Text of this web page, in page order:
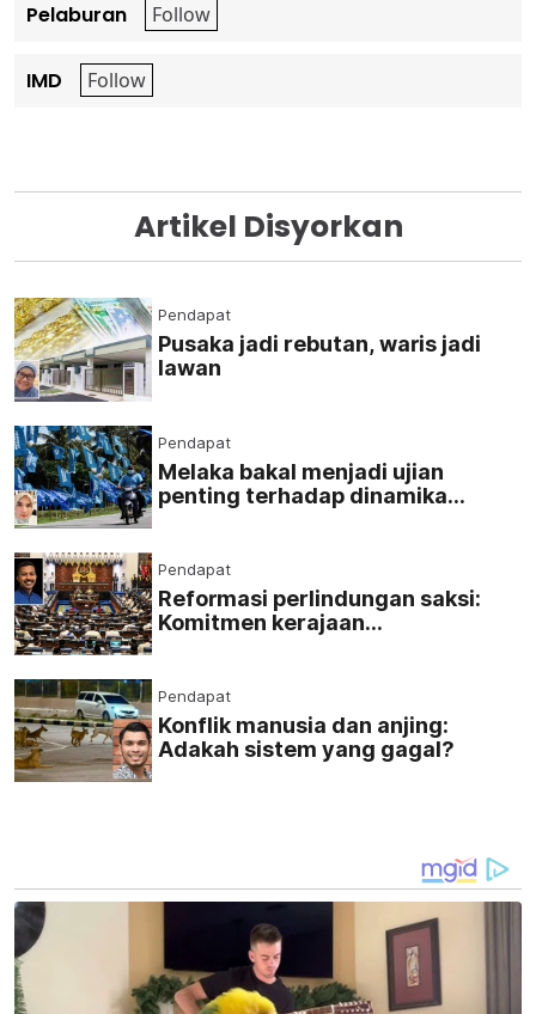
Pelaburan
IMD
Artikel Disyorkan
Pendapat
Pusaka jadi rebutan, waris jadi
lawan
Pendapat
Melaka bakal menjadi ujian
penting terhadap dinamika
Pendapat
Reformasi perlindungan saksi:
Komitmen kerajaan
Pendapat
Konflik manusia dan anjing:
Adakah sistem yang gagal?